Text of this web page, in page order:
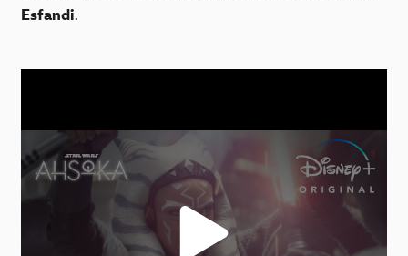
Esfandi.